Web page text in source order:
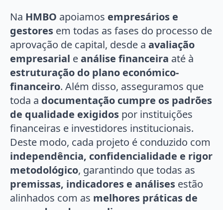
Na HMBO apoiamos empresários e
gestores em todas as fases do processo de
aprovação de capital, desde a avaliação
empresarial eanálise financeira até à
estruturação do plano económico-
financeiro. Além disso, asseguramos que
toda a documentação cumpre os padrões
de qualidade exigidos por instituições
financeiras e investidores institucionais.
Deste modo, cada projeto é conduzido com
independência, confidencialidade e rigor
metodológico, garantindo que todas as
premissas, indicadores e análises estão
alinhados com as melhores práticas de